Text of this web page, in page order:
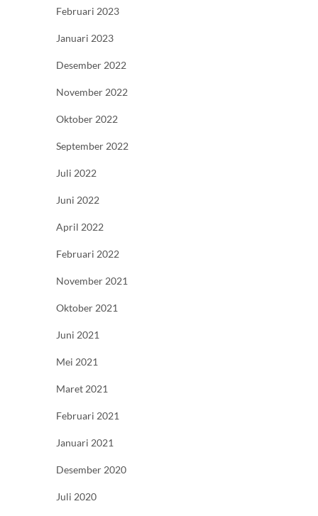
Februari 2023
Januari 2023
Desember 2022
November 2022
Oktober 2022
September 2022
Juli 2022
Juni 2022
April 2022
Februari 2022
November 2021
Oktober 2021
Juni 2021
Mei 2021
Maret 2021
Februari 2021
Januari 2021
Desember 2020
Juli 2020